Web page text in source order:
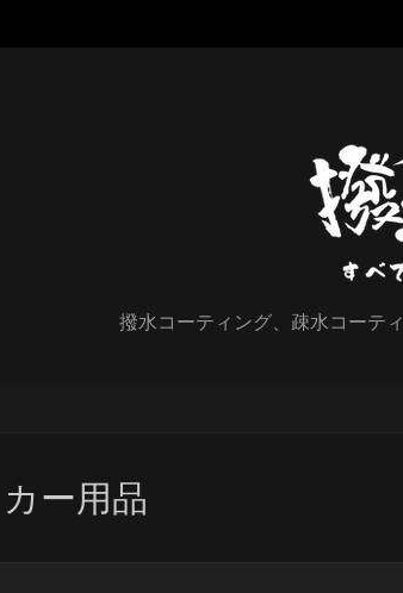
撥水コーティング、疎水コーテ
カー用品